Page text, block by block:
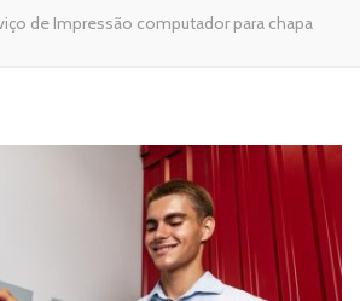
de Impressão computador para chapa